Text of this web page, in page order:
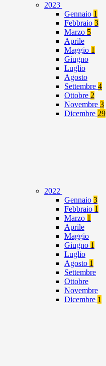
2023
Gennaio 1
Febbraio 3
Marzo 5
Aprile
Maggio 1
Giugno
Luglio
Agosto
Settembre 4
Ottobre 2
Novembre 3
Dicembre 29
2022
Gennaio 3
Febbraio 1
Marzo 1
Aprile
Maggio
Giugno 1
Luglio
Agosto 1
Settembre
Ottobre
Novembre
Dicembre 1